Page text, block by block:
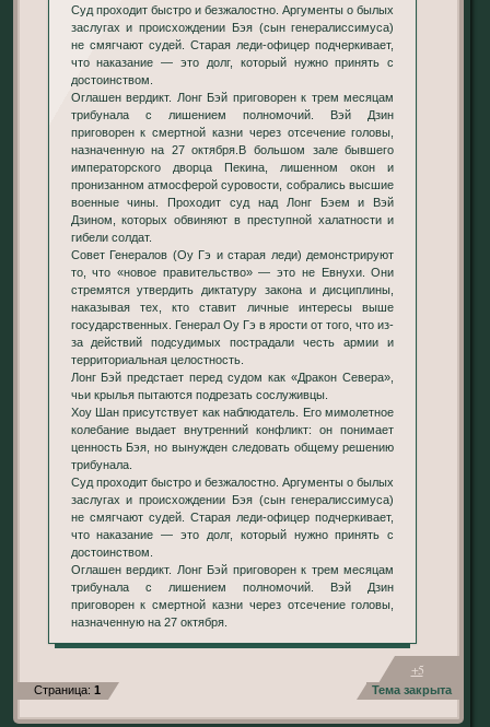
Суд проходит быстро и безжалостно. Аргументы о былых
заслугах и происхождении Бэя (сын генералиссимуса)
не смягчают судей. Старая леди-офицер подчеркивает,
что наказание — это долг, который нужно принять с
достоинством.
Оглашен вердикт. Лонг Бэй приговорен к трем месяцам
трибунала с лишением полномочий. Вэй Дзин
приговорен к смертной казни через отсечение головы,
назначенную на 27 октября.В большом зале бывшего
императорского дворца Пекина, лишенном окон и
пронизанном атмосферой суровости, собрались высшие
военные чины. Проходит суд над Лонг Бэем и Вэй
Дзином, которых обвиняют в преступной халатности и
гибели солдат.
Совет Генералов (Оу Гэ и старая леди) демонстрируют
то, что «новое правительство» — это не Евнухи. Они
стремятся утвердить диктатуру закона и дисциплины,
наказывая тех, кто ставит личные интересы выше
государственных. Генерал Оу Гэ в ярости от того, что из-
за действий подсудимых пострадали честь армии и
территориальная целостность.
Лонг Бэй предстает перед судом как «Дракон Севера»,
чьи крылья пытаются подрезать сослуживцы.
Хоу Шан присутствует как наблюдатель. Его мимолетное
колебание выдает внутренний конфликт: он понимает
ценность Бэя, но вынужден следовать общему решению
трибунала.
Суд проходит быстро и безжалостно. Аргументы о былых
заслугах и происхождении Бэя (сын генералиссимуса)
не смягчают судей. Старая леди-офицер подчеркивает,
что наказание — это долг, который нужно принять с
достоинством.
Оглашен вердикт. Лонг Бэй приговорен к трем месяцам
трибунала с лишением полномочий. Вэй Дзин
приговорен к смертной казни через отсечение головы,
назначенную на 27 октября.
+5
Тема закрыта
Страница: 1